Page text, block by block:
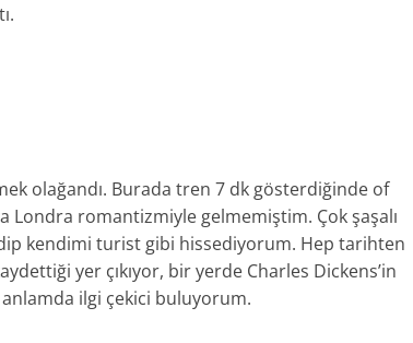
olağandı. Burada tren 7 dk gösterdiğinde of
Londra romantizmiyle gelmemiştim. Çok şaşalı
kendimi turist gibi hissediyorum. Hep tarihten
yer çıkıyor, bir yerde Charles Dickens’in
anlamda ilgi çekici buluyorum.